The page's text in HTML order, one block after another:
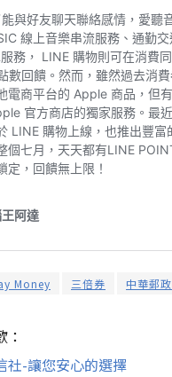
Money 三倍券 中華郵政
社-讓您安心的選擇